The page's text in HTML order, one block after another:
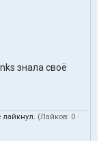
знала своё
лайкнул. (Лайков: 0 ·